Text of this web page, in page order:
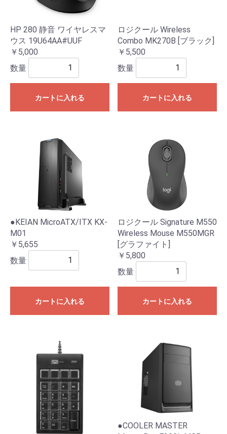
HP 280 静音 ワイヤレスマ
ウス 19U64AA#UUF
￥5,000
数量
カートに入れる
ロジクール Wireless
Combo MK270B [ブラック]
￥5,500
数量
カートに入れる
●KEIAN MicroATX/ITX KX-
M01
￥5,655
数量
カートに入れる
ロジクール Signature M550
Wireless Mouse M550MGR
[グラファイト]
￥5,800
数量
カートに入れる
●COOLER MASTER